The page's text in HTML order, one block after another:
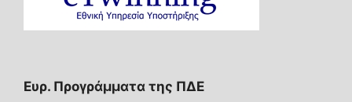
Ευρ. Προγράμματα της ΠΔΕ